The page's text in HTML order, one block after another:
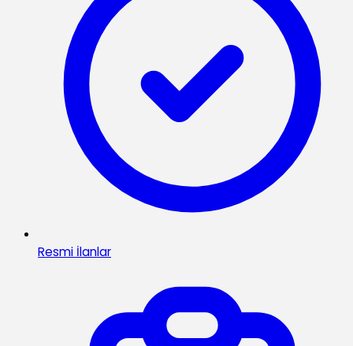
Resmi İlanlar